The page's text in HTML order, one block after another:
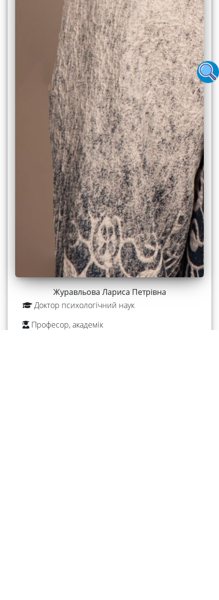
Журавльова Лариса Петрівна
Доктор психологічний наук
Професор, академік